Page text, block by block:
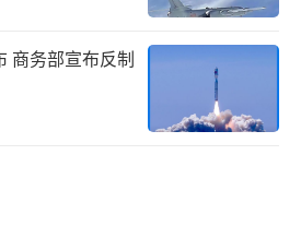
天早些时候，以军发言人向
卜两地指定区域的居民发出
色列国防军攻击当地军事
上述两个地区有在建的核反
商务部宣布反制